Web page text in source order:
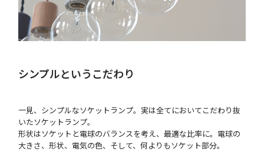
シンプルというこだわり
一見、シンプルなソケットランプ。実は全てにおいてこだわり抜
いたソケットランプ。
形状はソケットと電球のバランスを考え、最適な比率に。電球の
大きさ、形状、電気の色、そして、何よりもソケット部分。